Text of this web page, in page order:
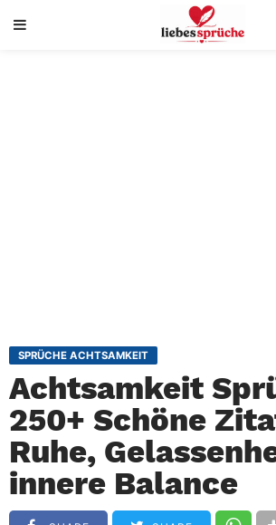
SPRÜCHE ACHTSAMKEIT
Achtsamkeit
250+ Schöne
Ruhe,
innere Balance